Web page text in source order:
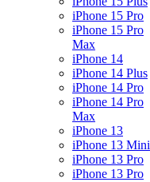
iPhone 15 Pro
iPhone 15 Pro
Max
iPhone 14
iPhone 14 Plus
iPhone 14 Pro
iPhone 14 Pro
Max
iPhone 13
iPhone 13 Mini
iPhone 13 Pro
iPhone 13 Pro